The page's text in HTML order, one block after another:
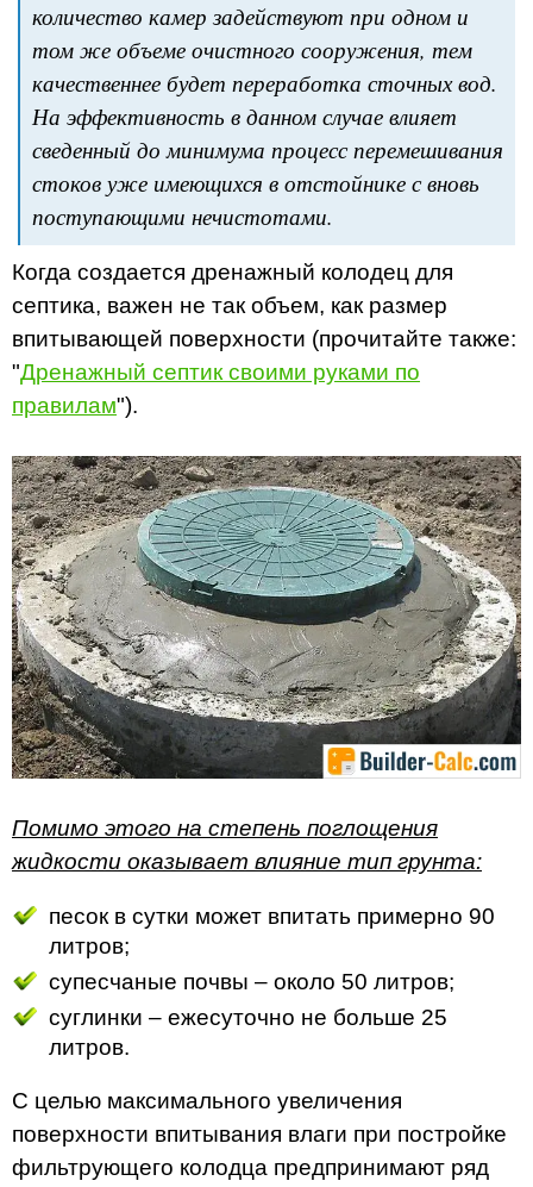
количество камер задействуют при одном и
том же объеме очистного сооружения, тем
качественнее будет переработка сточных вод.
На эффективность в данном случае влияет
сведенный до минимума процесс перемешивания
стоков уже имеющихся в отстойнике с вновь
поступающими нечистотами.
Когда создается дренажный колодец для
септика, важен не так объем, как размер
впитывающей поверхности (прочитайте также:
"Дренажный септик своими руками по
правилам").
Помимо этого на степень поглощения
жидкости оказывает влияние тип грунта:
песок в сутки может впитать примерно 90
литров;
супесчаные почвы – около 50 литров;
суглинки – ежесуточно не больше 25
литров.
С целью максимального увеличения
поверхности впитывания влаги при постройке
фильтрующего колодца предпринимают ряд